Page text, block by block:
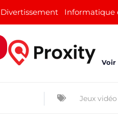
Informatique
Voir